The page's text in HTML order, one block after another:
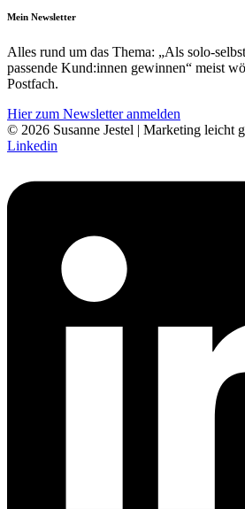
Mein Newsletter
Alles rund um das Thema: „Als solo-
pass­ende Kund:innen gewinnen“ meist
Postfach.
Hier zum Newsletter anmelden
© 2026 Susanne Jestel | Marketing leicht
Linkedin